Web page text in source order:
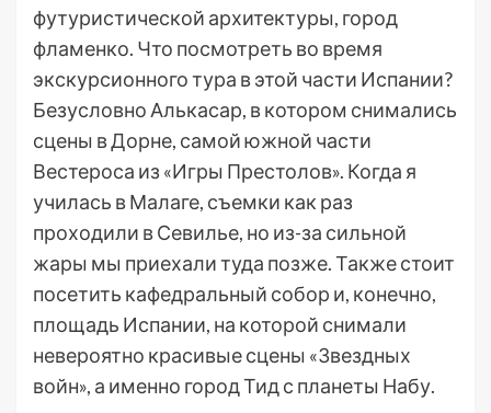
футуристической архитектуры, город
фламенко. Что посмотреть во время
экскурсионного тура в этой части Испании?
Безусловно Алькасар, в котором снимались
сцены в Дорне, самой южной части
Вестероса из «Игры Престолов». Когда я
училась в Малаге, съемки как раз
проходили в Севилье, но из-за сильной
жары мы приехали туда позже. Также стоит
посетить кафедральный собор и, конечно,
площадь Испании, на которой снимали
невероятно красивые сцены «Звездных
войн», а именно город Тид с планеты Набу.